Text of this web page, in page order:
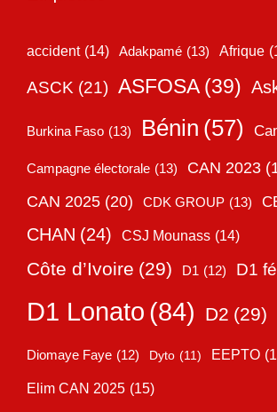
accident (14) Adakpamé (13) Afrique
ASCK (21) ASFOSA (39)
Burkina Faso (13) Bénin (57)
Campagne électorale (13) CAN 2023
CAN 2025 (20) CDK GROUP (13)
CHAN (24) CSJ Mounass (14)
Côte d’Ivoire (29) D1 (12) D1
D1 Lonato (84) D2 (29)
Diomaye Faye (12) Dyto (11) EEPTO
Elim CAN 2025 (15)